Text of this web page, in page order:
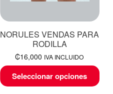
NORULES VENDAS PARA
RODILLA
₡16,000 IVA INCLUIDO
Seleccionar opciones